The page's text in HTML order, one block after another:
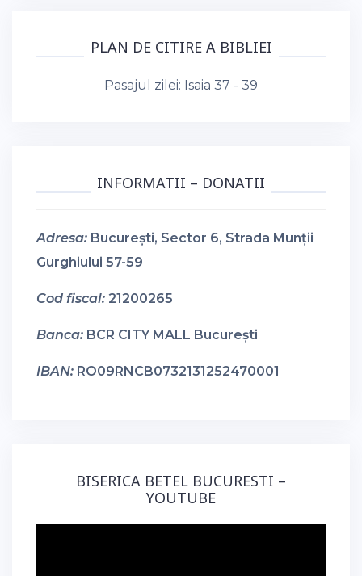
PLAN DE CITIRE A BIBLIEI
Pasajul zilei: Isaia 37 - 39
INFORMATII – DONATII
Adresa: București, Sector 6, Strada Munții
Gurghiului 57-59
Cod fiscal: 21200265
Banca: BCR CITY MALL București
IBAN: RO09RNCB0732131252470001
BISERICA BETEL BUCURESTI –
YOUTUBE